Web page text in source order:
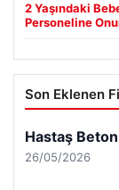
2 Yaşındaki
Personeline
Son Eklenen
Hastaş Beton
26/05/2026